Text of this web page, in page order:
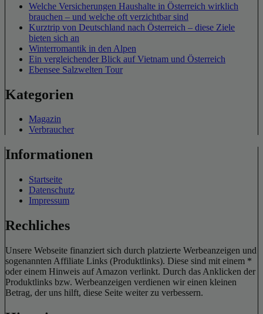
Welche Versicherungen Haushalte in Österreich wirklich
brauchen – und welche oft verzichtbar sind
Kurztrip von Deutschland nach Österreich – diese Ziele
bieten sich an
Winterromantik in den Alpen
Ein vergleichender Blick auf Vietnam und Österreich
Ebensee Salzwelten Tour
Kategorien
Magazin
Verbraucher
Informationen
Startseite
Datenschutz
Impressum
Rechliches
Unsere Webseite finanziert sich durch platzierte Werbeanzeigen und
sogenannten Affiliate Links (Produktlinks). Diese sind mit einem *
oder einem Hinweis auf Amazon verlinkt. Durch das Anklicken der
Produktlinks bzw. Werbeanzeigen verdienen wir einen kleinen
Betrag, der uns hilft, diese Seite weiter zu verbessern.